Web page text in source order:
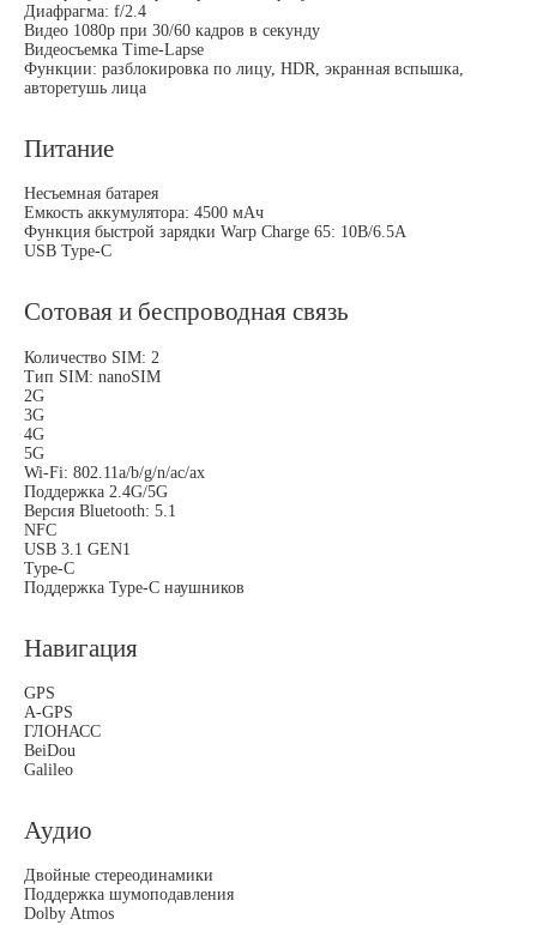
Диафрагма: f/2.4
Видео 1080p при 30/60 кадров в секунду
Видеосъемка Time-Lapse
Функции: разблокировка по лицу, HDR, экранная вспышка,
авторетушь лица
Питание
Несъемная батарея
Емкость аккумулятора: 4500 мАч
Функция быстрой зарядки Warp Charge 65: 10В/6.5А
USB Type-C
Сотовая и беспроводная связь
Количество SIM: 2
Тип SIM: nanoSIM
2G
3G
4G
5G
Wi-Fi: 802.11a/b/g/n/ac/ax
Поддержка 2.4G/5G
Версия Bluetooth: 5.1
NFC
USB 3.1 GEN1
Type-C
Поддержка Type-C наушников
Навигация
GPS
A-GPS
ГЛОНАСС
BeiDou
Galileo
Аудио
Двойные стереодинамики
Поддержка шумоподавления
Dolby Atmos